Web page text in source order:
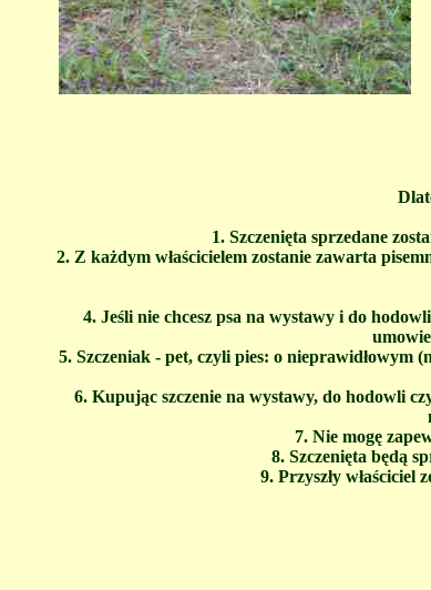
1. Szczenięta sprzedane
2. Z każdym właścicielem zostanie zawarta
4. Jeśli nie chcesz psa na wystawy i do
5. Szczeniak - pet, czyli pies: o nieprawidłowym
6. Kupując szczenie na wystawy, do hodowli
7. Nie mogę
8. Szczenięta będą
9. Przyszły